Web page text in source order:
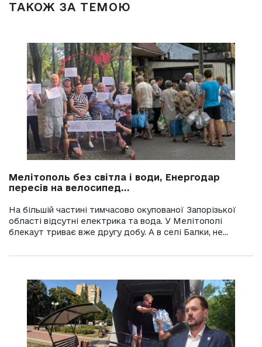
ТАКОЖ ЗА ТЕМОЮ
Мелітополь без світла і води, Енергодар
пересів на велосипед...
На більшій частині тимчасово окупованої Запорізької
області відсутні електрика та вода. У Мелітополі
блекаут триває вже другу добу. А в селі Балки, не...